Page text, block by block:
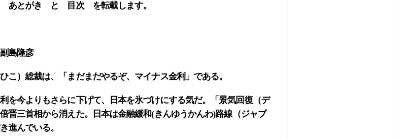
とがき と 目次 を転載します。
彦
）総裁は、「まだまだやるぞ、マイナス金利」である。
を今よりもさらに下げて、日本を氷づけにする気だ。「景気回復（デ
晋三首相から消えた。日本は金融緩和(きんゆうかんわ)路線（ジャブ
進んでいる。